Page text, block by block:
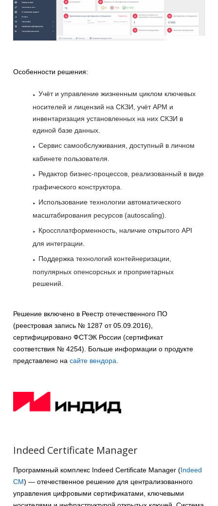
Особенности решения:
Учёт и управление жизненным циклом ключевых
носителей и лицензий на СКЗИ, учёт АРМ и
инвентаризация установленных на них СКЗИ в
единой базе данных.
Сервис самообслуживания, доступный в личном
кабинете пользователя.
Редактор бизнес-процессов, реализованный в виде
графического конструктора.
Использование технологии автоматического
масштабирования ресурсов (autoscaling).
Кроссплатформенность, наличие открытого API
для интеграции.
Поддержка технологий контейнеризации,
популярных опенсорсных и проприетарных
решений.
Решение включено в Реестр отечественного ПО
(реестровая запись № 1287 от 05.09.2016),
сертифицировано ФСТЭК России (сертификат
соответствия № 4254). Больше информации о продукте
представлено на сайте вендора
Indeed Certificate Manager
Программный комплекс Indeed Certificate Manager (Indeed
CM) — отечественное решение для централизованного
управления цифровыми сертификатами, ключевыми